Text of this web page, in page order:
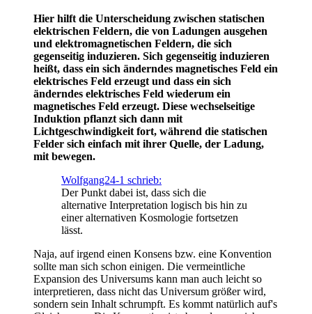
Hier hilft die Unterscheidung zwischen statischen
elektrischen Feldern, die von Ladungen ausgehen
und elektromagnetischen Feldern, die sich
gegenseitig induzieren. Sich gegenseitig induzieren
heißt, dass ein sich änderndes magnetisches Feld ein
elektrisches Feld erzeugt und dass ein sich
änderndes elektrisches Feld wiederum ein
magnetisches Feld erzeugt. Diese wechselseitige
Induktion pflanzt sich dann mit
Lichtgeschwindigkeit fort, während die statischen
Felder sich einfach mit ihrer Quelle, der Ladung,
mit bewegen.
Wolfgang24-1 schrieb:
Der Punkt dabei ist, dass sich die
alternative Interpretation logisch bis hin zu
einer alternativen Kosmologie fortsetzen
lässt.
Naja, auf irgend einen Konsens bzw. eine Konvention
sollte man sich schon einigen. Die vermeintliche
Expansion des Universums kann man auch leicht so
interpretieren, dass nicht das Universum größer wird,
sondern sein Inhalt schrumpft. Es kommt natürlich auf's